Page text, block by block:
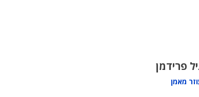
פרידמן
מאמן